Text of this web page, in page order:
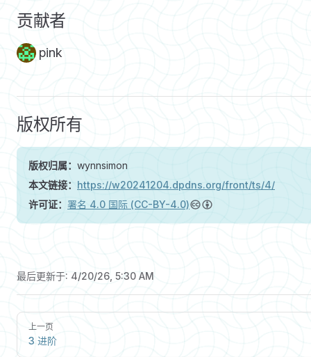
贡献者
pink
版权所有
版权归属： wynnsimon
本文链接： https://w20241204.dpdns.org/front/ts/4/
许可证： 署名 4.0 国际 (CC-BY-4.0)
最后更新于: 4/20/26, 5:30 AM
上一页
3 进阶